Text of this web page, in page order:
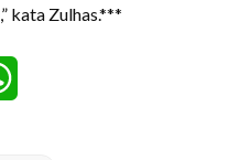
kata Zulhas.***